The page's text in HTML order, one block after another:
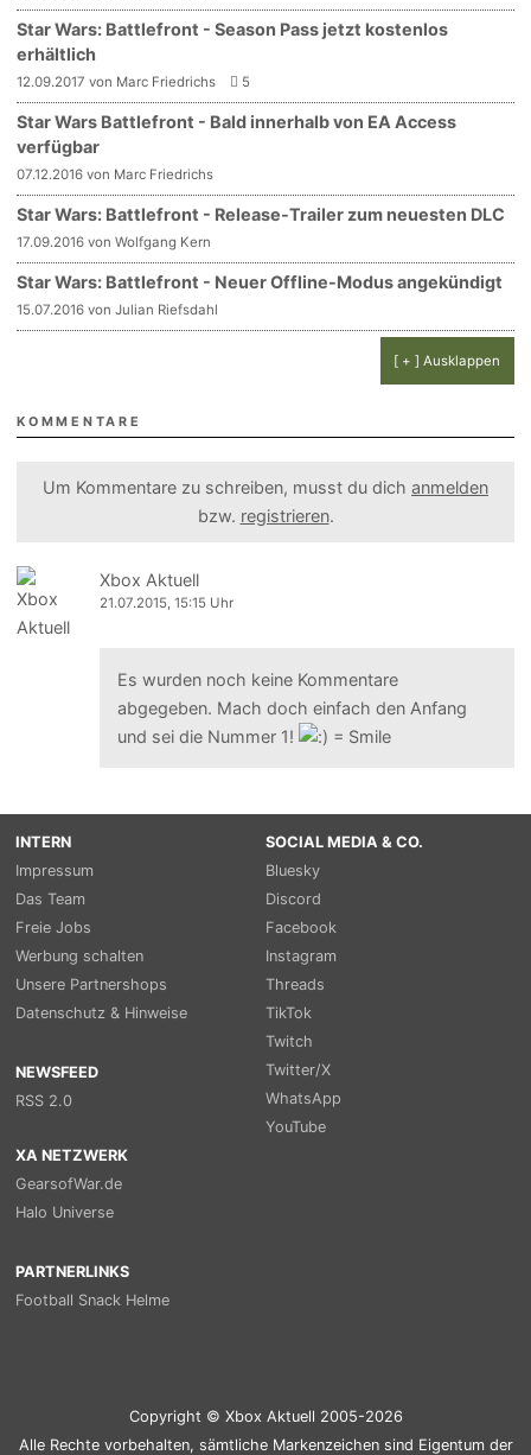
Star Wars: Battlefront - Season Pass jetzt kostenlos
erhältlich
12.09.2017 von Marc Friedrichs 5
Star Wars Battlefront - Bald innerhalb von EA Access
verfügbar
07.12.2016 von Marc Friedrichs
Star Wars: Battlefront - Release-Trailer zum neuesten DLC
17.09.2016 von Wolfgang Kern
Star Wars: Battlefront - Neuer Offline-Modus angekündigt
15.07.2016 von Julian Riefsdahl
[ + ] Ausklappen
KOMMENTARE
Um Kommentare zu schreiben, musst du dich anmelden
bzw. registrieren.
Xbox Aktuell
21.07.2015, 15:15 Uhr
Es wurden noch keine Kommentare
abgegeben. Mach doch einfach den Anfang
und sei die Nummer 1!
INTERN
Impressum
Das Team
Freie Jobs
Werbung schalten
Unsere Partnershops
Datenschutz & Hinweise
NEWSFEED
RSS 2.0
SOCIAL MEDIA & CO.
Bluesky
Discord
Facebook
Instagram
Threads
TikTok
Twitch
Twitter/X
WhatsApp
YouTube
XA NETZWERK
GearsofWar.de
Halo Universe
PARTNERLINKS
Football Snack Helme
Copyright © Xbox Aktuell 2005-2026
Alle Rechte vorbehalten, sämtliche Markenzeichen sind Eigentum der